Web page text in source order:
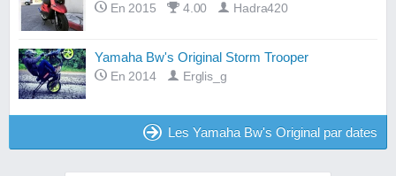
En 2015 4.00 Hadra420
Yamaha Bw's Original Storm Trooper
En 2014 Erglis_g
Les Yamaha Bw's Original par dates